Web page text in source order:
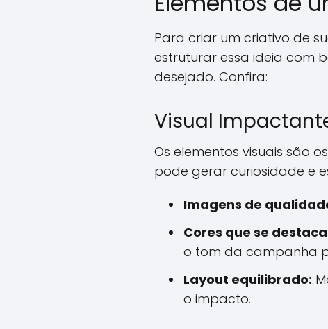
Para criar um criativo de
estruturar essa ideia com
desejado. Confira:
Visual
Os elementos visuais são
pode gerar curiosidade e
Imagens de
Cores que se
o tom da campanha
Layout equilibrado:
o impacto.